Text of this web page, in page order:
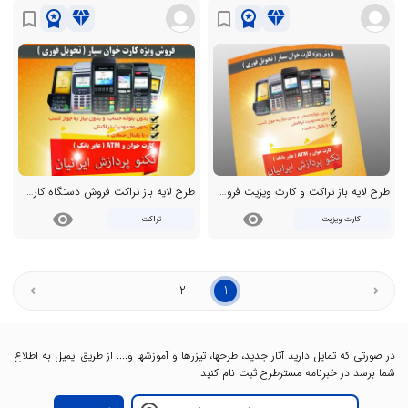
diamond
workspace_premium
bookmark_border
طرح لایه باز تراکت و کارت ویزیت فروش دستگاه کارت خوان
کارت ویزیت visibility
diamond
workspace_premium
bookmark_border
طرح لایه باز تراکت فروش دستگاه کارت خوان و ATM ( ای تی ام )
تراکت visibility
1
2
در صورتی که تمایل دارید آثار جدید، طرحها، تیزرها و آموزشها و.... از طریق ایمیل به اطلاع
شما برسد در خبرنامه مسترطرح ثبت نام کنید